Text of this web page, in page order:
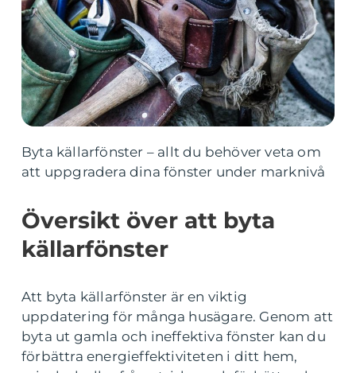
Byta källarfönster – allt du behöver veta om
att uppgradera dina fönster under marknivå
Översikt över att byta
källarfönster
Att byta källarfönster är en viktig
uppdatering för många husägare. Genom att
byta ut gamla och ineffektiva fönster kan du
förbättra energieffektiviteten i ditt hem,